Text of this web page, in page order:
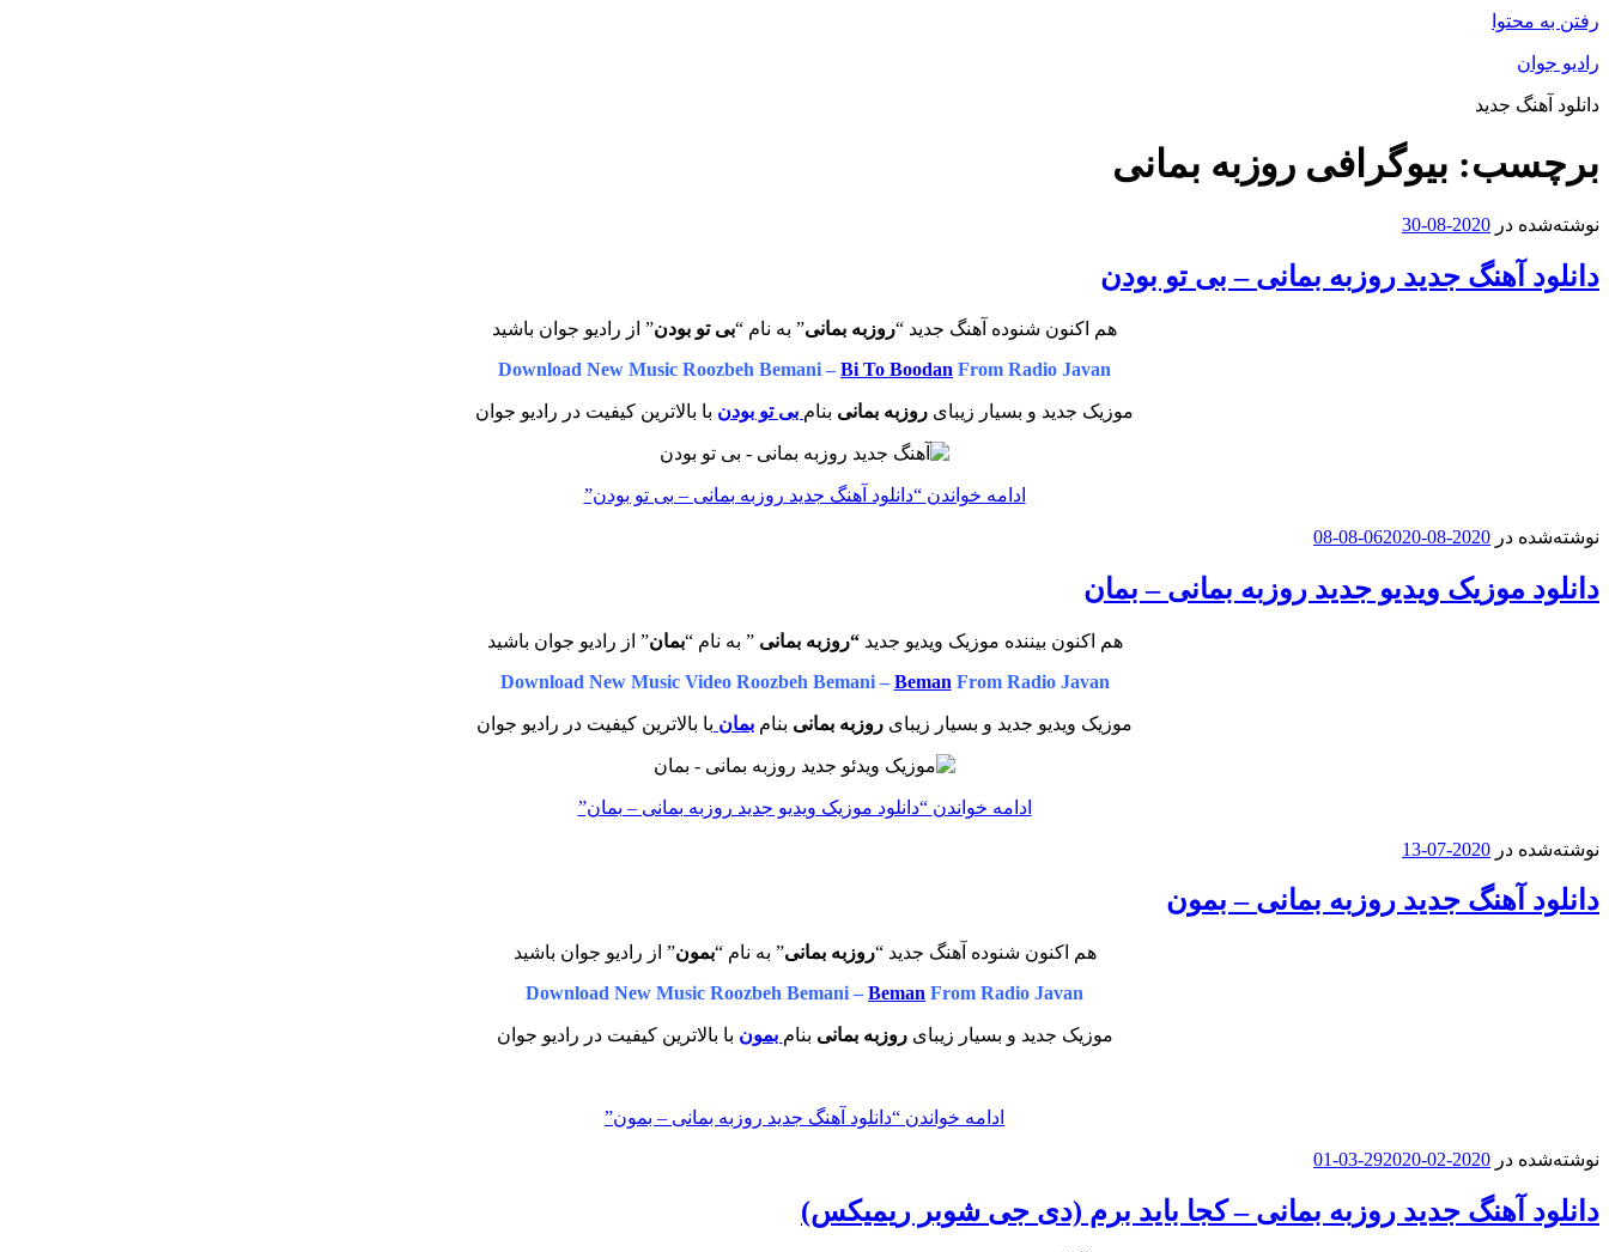
رفتن به محتوا
رادیو جوان
دانلود آهنگ جدید
برچسب: بیوگرافی روزبه بمانی
نوشته‌شده در 2020-08-30
دانلود آهنگ جدید روزبه بمانی – بی تو بودن
هم اکنون شنوده آهنگ جدید “روزبه بمانی” به نام “بی تو بودن” از رادیو جوان باشید
Download New Music Roozbeh Bemani – Bi To Boodan From Radio Javan
موزیک جدید و بسیار زیبای روزبه بمانی بنام بی تو بودن با بالاترین کیفیت در رادیو جوان
ادامه خواندن “دانلود آهنگ جدید روزبه بمانی – بی تو بودن”
نوشته‌شده در 2020-08-06
2020-08-08
دانلود موزیک ویدیو جدید روزبه بمانی – بمان
هم اکنون بیننده موزیک ویدیو جدید“روزبه بمانی” به نام “بمان” از رادیو جوان باشید
Download New Music Video Roozbeh Bemani – Beman From Radio Javan
موزیک ویدیو جدید و بسیار زیبای روزبه بمانی بنام بمان با بالاترین کیفیت در رادیو جوان
ادامه خواندن “دانلود موزیک ویدیو جدید روزبه بمانی – بمان”
نوشته‌شده در 2020-07-13
دانلود آهنگ جدید روزبه بمانی – بمون
هم اکنون شنوده آهنگ جدید “روزبه بمانی” به نام “بمون” از رادیو جوان باشید
Download New Music Roozbeh Bemani – Beman From Radio Javan
موزیک جدید و بسیار زیبای روزبه بمانی بنام بمون با بالاترین کیفیت در رادیو جوان
ادامه خواندن “دانلود آهنگ جدید روزبه بمانی – بمون”
نوشته‌شده در 2020-02-29
2020-03-01
دانلود آهنگ جدید روزبه بمانی – کجا باید برم (دی جی شوبر ریمیکس)